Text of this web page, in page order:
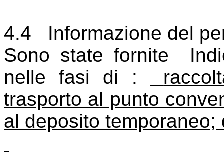
4.4
Informazione del
Sono state fornite
nelle fasi di :
trasporto al punto
al deposito